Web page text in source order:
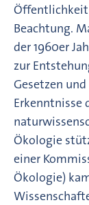
Öffentlichkeit
Beachtung.
der 1960er
zur
Gesetzen
Erkenntnisse
Ökologie
einer
Ökologie)